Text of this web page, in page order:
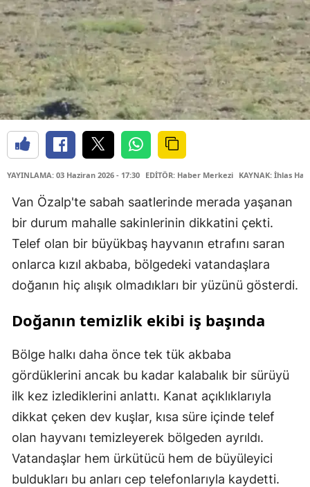
YAYINLAMA: 03 Haziran 2026 - 17:30 EDİTÖR: Haber Merkezi KAYNAK: İhlas
Van Özalp'te sabah saatlerinde merada yaşanan
bir durum mahalle sakinlerinin dikkatini çekti.
Telef olan bir büyükbaş hayvanın etrafını saran
onlarca kızıl akbaba, bölgedeki vatandaşlara
doğanın hiç alışık olmadıkları bir yüzünü gösterdi.
Doğanın temizlik ekibi iş başında
Bölge halkı daha önce tek tük akbaba
gördüklerini ancak bu kadar kalabalık bir sürüyü
ilk kez izlediklerini anlattı. Kanat açıklıklarıyla
dikkat çeken dev kuşlar, kısa süre içinde telef
olan hayvanı temizleyerek bölgeden ayrıldı.
Vatandaşlar hem ürkütücü hem de büyüleyici
buldukları bu anları cep telefonlarıyla kaydetti.